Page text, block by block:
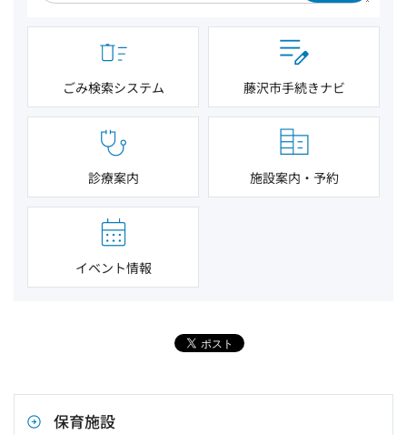
ごみ検索システム 藤沢市手続きナビ
診療案内 施設案内・予約
イベント情報
保育施設